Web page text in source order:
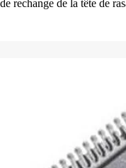
rechange de la tête de